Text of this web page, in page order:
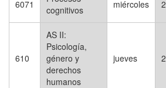
6071
cognitivos
miércoles
610
AS II:
Psicología,
género y
derechos
humanos
jueves